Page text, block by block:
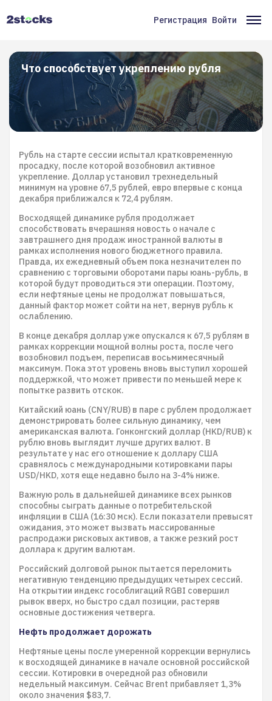
Меню
учётной
записи
пользователя
Регистрация Войти
Что способствует укреплению рубля
Рубль на старте сессии испытал кратковременную
просадку, после которой возобновил активное
укрепление. Доллар установил трехнедельный
минимум на уровне 67,5 рублей, евро впервые с конца
декабря приближался к 72,4 рублям.
Восходящей динамике рубля продолжает
способствовать вчерашняя новость о начале с
завтрашнего дня продаж иностранной валюты в
рамках исполнения нового бюджетного правила.
Правда, их ежедневный объем пока незначителен по
сравнению с торговыми оборотами пары юань-рубль, в
которой будут проводиться эти операции. Поэтому,
если нефтяные цены не продолжат повышаться,
данный фактор может сойти на нет, вернув рубль к
ослаблению.
В конце декабря доллар уже опускался к 67,5 рублям в
рамках коррекции мощной волны роста, после чего
возобновил подъем, переписав восьмимесячный
максимум. Пока этот уровень вновь выступил хорошей
поддержкой, что может привести по меньшей мере к
попытке развить отскок.
Китайский юань (CNY/RUB) в паре с рублем продолжает
демонстрировать более сильную динамику, чем
американская валюта. Гонконгский доллар (HKD/RUB) к
рублю вновь выглядит лучше других валют. В
результате у нас его отношение к доллару США
сравнялось с международными котировками пары
USD/HKD, хотя еще недавно было на 3-4% ниже.
Важную роль в дальнейшей динамике всех рынков
способны сыграть данные о потребительской
инфляции в США (16:30 мск). Если показатели превысят
ожидания, это может вызвать массированные
распродажи рисковых активов, а также резкий рост
доллара к другим валютам.
Российский долговой рынок пытается переломить
негативную тенденцию предыдущих четырех сессий.
На открытии индекс гособлигаций RGBI совершил
рывок вверх, но быстро сдал позиции, растеряв
основные достижения четверга.
Нефть продолжает дорожать
Нефтяные цены после умеренной коррекции вернулись
к восходящей динамике в начале основной российской
сессии. Котировки в очередной раз обновили
недельный максимум. Сейчас Brent прибавляет 1,3%
около значения $83,7.